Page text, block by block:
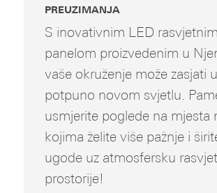
PREUZIMANJA
S inovativnim LED rasvjetnim
panelom proizvedenim u
vaše okruženje može zasjati u
potpuno novom svjetlu.
usmjerite poglede na mjesta
kojima želite više pažnje i
ugode uz atmosfersku
prostorije!